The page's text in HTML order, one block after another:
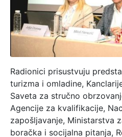
Radionici prisustvuju
turizma i omladine,
Saveta za stručno
Agencije za kvalifikacije,
zapošljavanje, Ministarstva
boračka i socijalna pitanja,